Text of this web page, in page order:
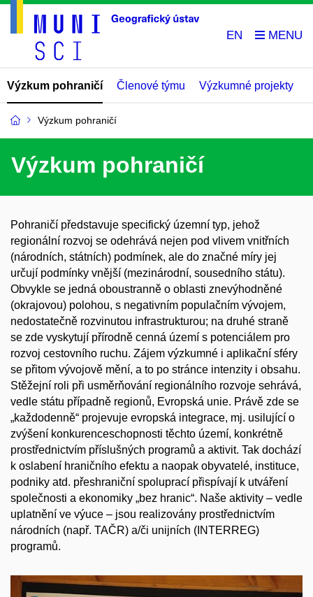
EN
Výzkum pohraničí Členové týmu Výzkumné projekty
Výzkum pohraničí
Výzkum pohraničí
Pohraničí představuje specifický územní typ, jehož
regionální rozvoj se odehrává nejen pod vlivem vnitřních
(národních, státních) podmínek, ale do značné míry jej
určují podmínky vnější (mezinárodní, sousedního státu).
Obvykle se jedná oboustranně o oblasti znevýhodněné
(okrajovou) polohou, s negativním populačním vývojem,
nedostatečně rozvinutou infrastrukturou; na druhé straně
se zde vyskytují přírodně cenná území s potenciálem pro
rozvoj cestovního ruchu. Zájem výzkumné i aplikační sféry
se přitom vývojově mění, a to po stránce intenzity i obsahu.
Stěžejní roli při usměrňování regionálního rozvoje sehrává,
vedle státu případně regionů, Evropská unie. Právě zde se
„každodenně“ projevuje evropská integrace, mj. usilující o
zvýšení konkurenceschopnosti těchto území, konkrétně
prostřednictvím příslušných programů a aktivit. Tak dochází
k oslabení hraničního efektu a naopak obyvatelé, instituce,
podniky atd. přeshraniční spoluprací přispívají k utváření
společnosti a ekonomiky „bez hranic“. Naše aktivity – vedle
uplatnění ve výuce – jsou realizovány prostřednictvím
národních (např. TAČR) a/či unijních (INTERREG)
programů.